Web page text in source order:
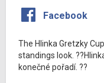
Facebook
The Hlinka Gretzky
standings look.
konečné pořadí. ??